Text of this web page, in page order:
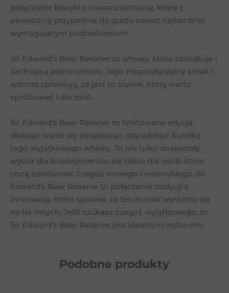
połączenie klasyki z nowoczesnością, które z
pewnością przypadnie do gustu nawet najbardziej
wymagającym podniebieniom.
Sir Edward’s Beer Reserve to whisky, które zaskakuje i
zachwyca jednocześnie. Jego niepowtarzalny smak i
aromat sprawiają, że jest to trunek, który warto
spróbować i docenić.
Sir Edward’s Beer Reserve to limitowana edycja,
dlatego warto się pospieszyć, aby zdobyć butelkę
tego wyjątkowego whisky. To nie tylko doskonały
wybór dla kolekcjonerów, ale także dla osób, które
chcą spróbować czegoś nowego i niezwykłego. Sir
Edward’s Beer Reserve to połączenie tradycji z
innowacją, które sprawia, że ten trunek wyróżnia się
na tle innych. Jeśli szukasz czegoś wyjątkowego, to
Sir Edward’s Beer Reserve jest idealnym wyborem.
Podobne produkty